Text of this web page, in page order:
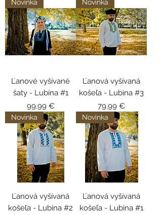
Novinka
Ľanové vyšívané
šaty - Lubina #1
Cena
99,99 €
Novinka
Ľanová vyšívaná
košeľa - Lubina #3
Cena
79,99 €
Novinka
Ľanová vyšívaná
košeľa - Lubina #2
Novinka
Ľanová vyšívaná
košeľa - Lubina #1